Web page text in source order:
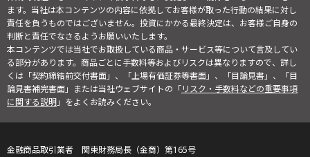
ます。当社は本コンテンツの内容に依拠してお客様が取った行動の結果に対し
責任を負うものではございません。投資にかかる最終決定は、お客様ご自身の
判断と責任でなさるようお願いいたします。
本コンテンツでは当社でお取扱している商品・サービス等について言及してい
る部分があります。商品ごとに手数料等およびリスクは異なりますので、詳し
くは「契約締結前交付書面」、「上場有価証券等書面」、「目論見書」、「目
論見書補完書面」または当社ウェブサイトの「リスク・手数料などの重要事項
に関する説明」をよくお読みください。
金融商品取引業者 関東財務局長（金商）第165号